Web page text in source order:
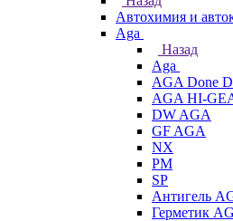
Автохимия и
Aga
Назад
Aga
AGA Done
AGA HI-
DW AGA
GF AGA
NX
PM
SP
Антигель
Герметик